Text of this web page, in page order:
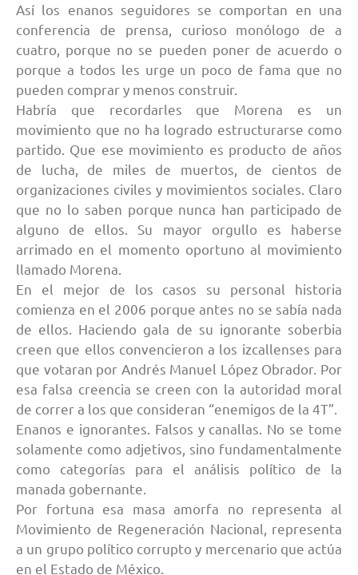
Así los enanos seguidores se comportan en una
conferencia de prensa, curioso monólogo de a
cuatro, porque no se pueden poner de acuerdo o
porque a todos les urge un poco de fama que no
pueden comprar y menos construir.
Habría que recordarles que Morena es un
movimiento que no ha logrado estructurarse como
partido. Que ese movimiento es producto de años
de lucha, de miles de muertos, de cientos de
organizaciones civiles y movimientos sociales. Claro
que no lo saben porque nunca han participado de
alguno de ellos. Su mayor orgullo es haberse
arrimado en el momento oportuno al movimiento
llamado Morena.
En el mejor de los casos su personal historia
comienza en el 2006 porque antes no se sabía nada
de ellos. Haciendo gala de su ignorante soberbia
creen que ellos convencieron a los izcallenses para
que votaran por Andrés Manuel López Obrador. Por
esa falsa creencia se creen con la autoridad moral
de correr a los que consideran “enemigos de la 4T”.
Enanos e ignorantes. Falsos y canallas. No se tome
solamente como adjetivos, sino fundamentalmente
como categorías para el análisis político de la
manada gobernante.
Por fortuna esa masa amorfa no representa al
Movimiento de Regeneración Nacional, representa
a un grupo político corrupto y mercenario que actúa
en el Estado de México.